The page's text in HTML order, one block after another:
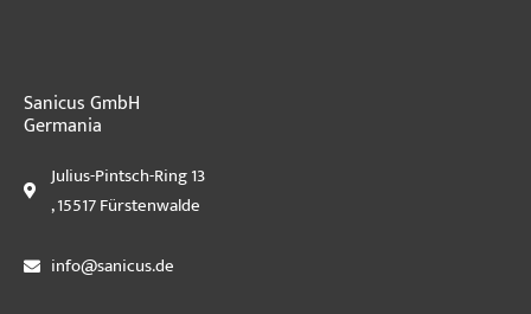
Sanicus GmbH
Germania
Julius-Pintsch-Ring 13
, 15517 Fürstenwalde
info@sanicus.de